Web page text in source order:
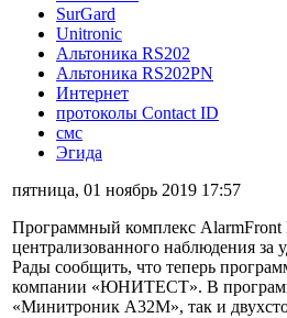
SurGard
Unitronic
Альтоника RS202
Альтоника RS202PN
Интернет
протоколы Contact ID
смс
Эгида
пятница, 01 ноябрь 2019 17:57
Программный комплекс AlarmFront
централизованного наблюдения
Рады сообщить, что теперь
компании «ЮНИТЕСТ». В программе
«Минитроник А32М», так и